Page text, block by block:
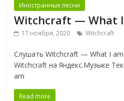
Иностранные песни
Witchcraft — What
17 ноября, 2020 Witchcraft
Слушать Witchcraft — What I
Witchcraft на Яндекс.Музыке
am
Read more